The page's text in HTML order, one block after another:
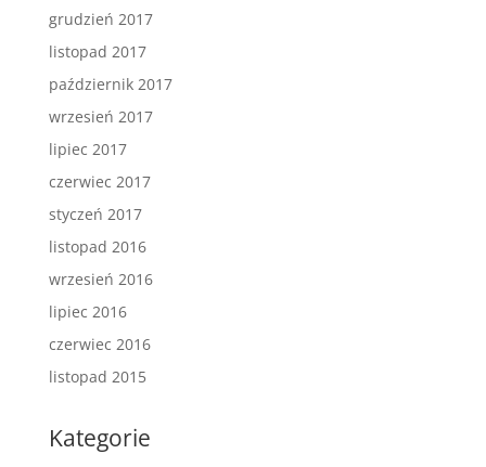
grudzień 2017
listopad 2017
październik 2017
wrzesień 2017
lipiec 2017
czerwiec 2017
styczeń 2017
listopad 2016
wrzesień 2016
lipiec 2016
czerwiec 2016
listopad 2015
Kategorie